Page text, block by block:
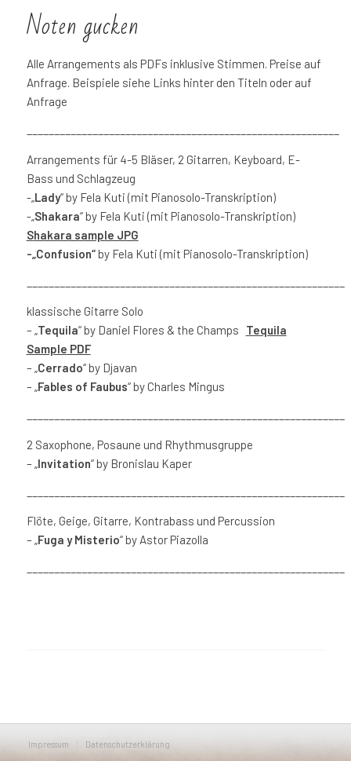
Noten gucken
Alle Arrangements als PDFs inklusive Stimmen. Preise auf
Anfrage. Beispiele siehe Links hinter den Titeln oder auf
Anfrage
Arrangements für 4-5 Bläser, 2 Gitarren, Keyboard, E-
Bass und Schlagzeug
-„Lady“ by Fela Kuti (mit Pianosolo-Transkription)
-„Shakara“ by Fela Kuti (mit Pianosolo-Transkription)
Shakara sample JPG
-„Confusion“by Fela Kuti (mit Pianosolo-Transkription)
klassische Gitarre Solo
– „Tequila“ by Daniel Flores & the Champs
Tequila
Sample PDF
– „Cerrado“ by Djavan
– „Fables of Faubus“ by Charles Mingus
2 Saxophone, Posaune und Rhythmusgruppe
– „Invitation“ by Bronislau Kaper
Flöte, Geige, Gitarre, Kontrabass und Percussion
– „Fuga y Misterio“ by Astor Piazolla
Impressum Datenschutzerklärung